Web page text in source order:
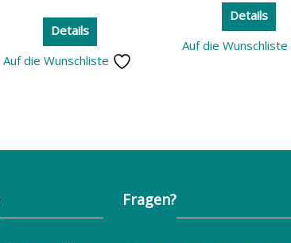
Details
Auf die Wunschliste
Details
Auf die Wunschliste
Fragen?